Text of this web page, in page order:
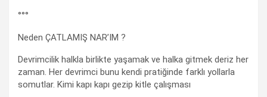
°°°
Neden ÇATLAMIŞ NAR’IM ?
Devrimcilik halkla birlikte yaşamak ve halka gitmek deriz her
zaman. Her devrimci bunu kendi pratiğinde farklı yollarla
somutlar. Kimi kapı kapı gezip kitle çalışması